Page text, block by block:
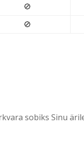
🚫
🚫
sobiks Sinu